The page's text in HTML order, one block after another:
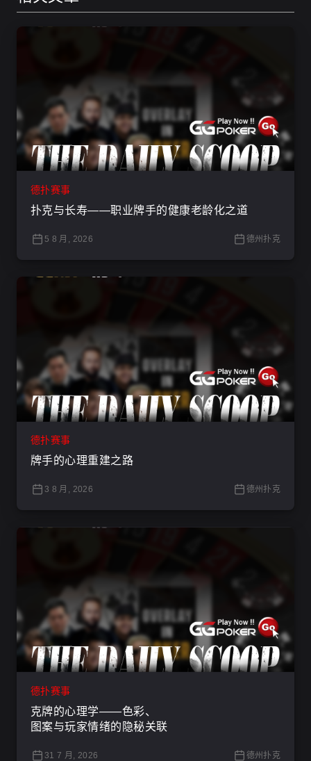
德扑赛事
扑克与长寿——职业牌手的健康老龄化之道
5 8 月, 2026 德州扑克
德扑赛事
牌手的心理重建之路
3 8 月, 2026 德州扑克
德扑赛事
克牌的心理学——色彩、
图案与玩家情绪的隐秘关联
31 7 月, 2026 德州扑克